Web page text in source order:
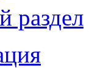
раздел